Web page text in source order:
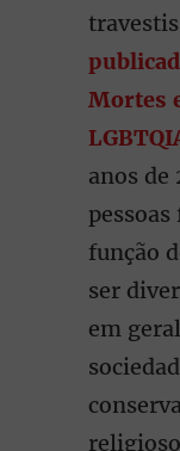
Mortes
anos de
função
ser
em